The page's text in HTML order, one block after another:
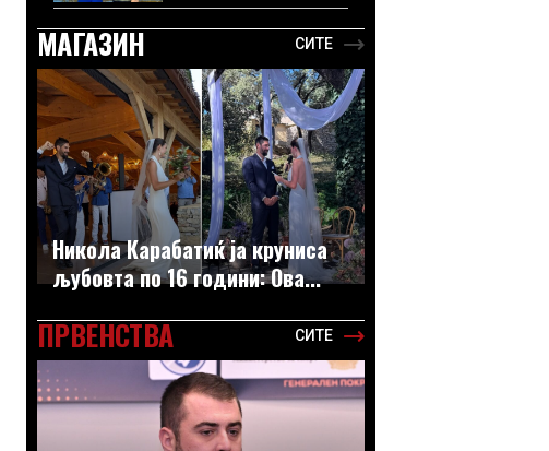
МАГАЗИН СИТЕ
Никола Карабатиќ ја круниса
љубовта по 16 години: Ова...
ПРВЕНСТВА СИТЕ